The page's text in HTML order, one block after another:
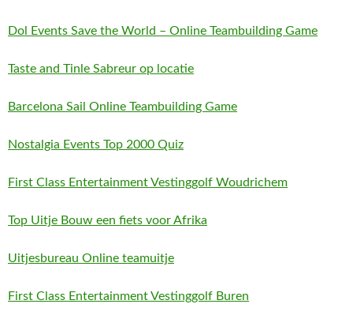
Dol Events Save the World – Online Teambuilding Game
Taste and Tinle Sabreur op locatie
Barcelona Sail Online Teambuilding Game
Nostalgia Events Top 2000 Quiz
First Class Entertainment Vestinggolf Woudrichem
Top Uitje Bouw een fiets voor Afrika
Uitjesbureau Online teamuitje
First Class Entertainment Vestinggolf Buren